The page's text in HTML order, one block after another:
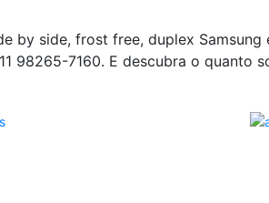
by side, frost free, duplex
98265-7160. E descubra o quanto